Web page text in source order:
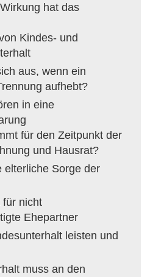
hat das
Kindes- und
aus, wenn ein
aufhebt?
in eine
für den Zeitpunkt der
und Hausrat?
elterliche Sorge der
für nicht
Ehepartner
leisten und
muss an den